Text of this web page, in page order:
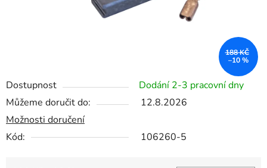
Dostupnost
Dodání 2-3 pracovní dny
Můžeme doručit do:
12.8.2026
Možnosti doručení
Kód:
106260-5
188 KČ
–10 %